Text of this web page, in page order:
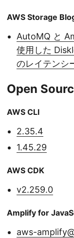
AWS Storage
AutoMQ と
使用した
のレイテンシ
Open
AWS CLI
2.35.4
1.45.29
AWS CDK
v2.259.0
Amplify for
aws-